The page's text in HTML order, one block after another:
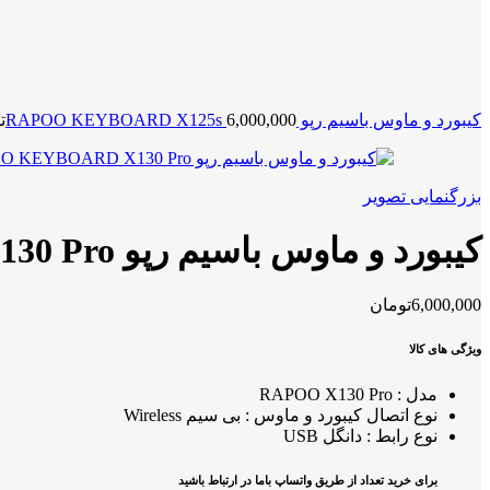
کیبورد و ماوس باسیم رپو RAPOO KEYBOARD X125s 6,000,000
بزرگنمایی تصویر
کیبورد و ماوس باسیم رپو RAPOO KEYBOARD X130 Pro
6,000,000تومان
ویژگی های کالا
مدل : RAPOO X130 Pro
نوع اتصال کیبورد و ماوس : بی سیم Wireless
نوع رابط : دانگل USB
برای خرید تعداد از طریق واتساپ باما در ارتباط باشید